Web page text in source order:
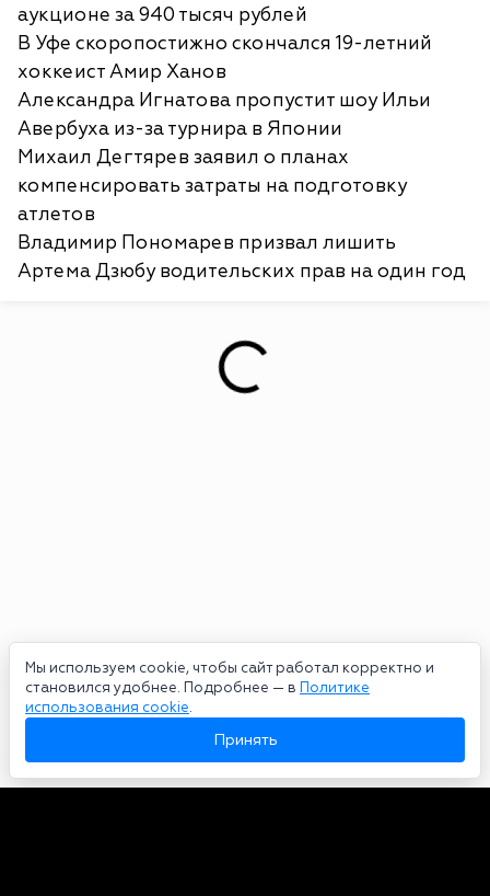
Мы используем cookie, чтобы сайт работал корректно и
становился удобнее. Подробнее — в Политике
использования cookie.
Принять
аукционе за 940 тысяч рублей
В Уфе скоропостижно скончался 19-летний
хоккеист Амир Ханов
Александра Игнатова пропустит шоу Ильи
Авербуха из-за турнира в Японии
Михаил Дегтярев заявил о планах
компенсировать затраты на подготовку
атлетов
Владимир Пономарев призвал лишить
Артема Дзюбу водительских прав на один год